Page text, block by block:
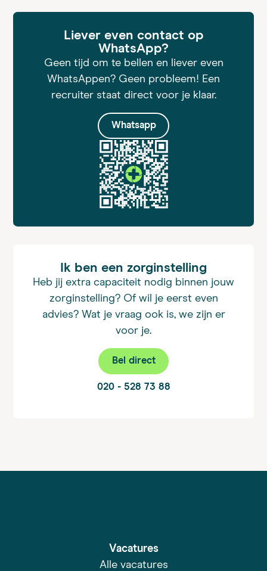
Liever even contact op
WhatsApp?
Geen tijd om te bellen en liever even
WhatsAppen? Geen probleem! Een
recruiter staat direct voor je klaar.
Whatsapp
Ik ben een zorginstelling
Heb jij extra capaciteit nodig binnen jouw
zorginstelling? Of wil je eerst even
advies? Wat je vraag ook is, we zijn er
voor je.
Bel direct
020 - 528 73 88
Vacatures
Alle vacatures